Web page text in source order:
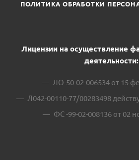
ПОЛИТИКА ОБРАБОТКИ
Лицензии на осуществление
деятельности:
ЛО-50-02-006534 от 15
Л042-00110-77/00283498
ФС -99-02-008136 от 02